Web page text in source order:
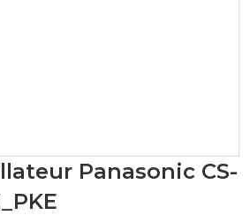
Panasonic CS-